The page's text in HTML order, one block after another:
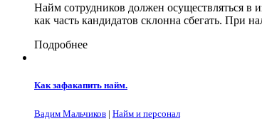
Найм сотрудников должен осуществляться в
как часть кандидатов склонна сбегать. При
Подробнее
Как зафакапить найм.
Вадим Мальчиков | Найм и персонал